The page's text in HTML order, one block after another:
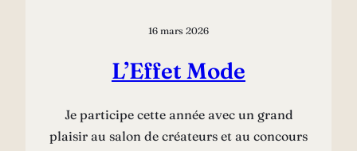
16 mars 2026
L’Effet Mode
Je participe cette année avec un grand
plaisir au salon de créateurs et au concours